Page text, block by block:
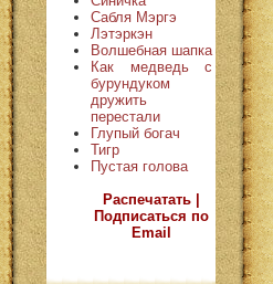
Сабля Мэргэ
Лэтэркэн
Волшебная шапка
Как медведь с
бурундуком
дружить
перестали
Глупый богач
Тигр
Пустая голова
Распечатать |
Подписаться по
Email